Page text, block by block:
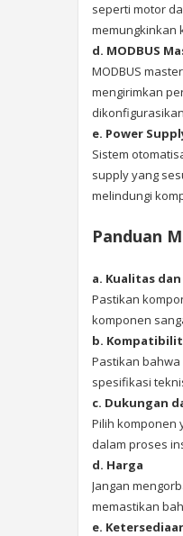
seperti motor
memungkinkan
d. MODBUS
MODBUS
mengirimkan
e. Power
Sistem
supply yang
melindungi
Panduan
a. Kualitas
Pastikan
komponen
b.
Pastikan bahwa
spesifikasi
c. Dukungan
Pilih komponen
dalam proses
d. Harga
Jangan
memastikan
e.